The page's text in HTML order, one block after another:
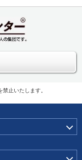
止いたします。